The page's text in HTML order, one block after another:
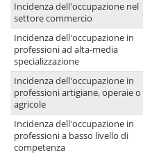
Incidenza dell'occupazione nel
settore commercio
Incidenza dell'occupazione in
professioni ad alta-media
specializzazione
Incidenza dell'occupazione in
professioni artigiane, operaie o
agricole
Incidenza dell'occupazione in
professioni a basso livello di
competenza